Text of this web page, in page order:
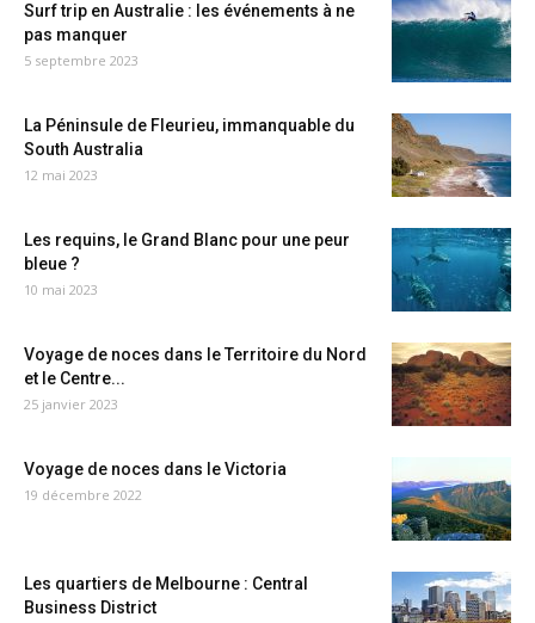
Surf trip en Australie : les événements à ne
pas manquer
5 septembre 2023
La Péninsule de Fleurieu, immanquable du
South Australia
12 mai 2023
Les requins, le Grand Blanc pour une peur
bleue ?
10 mai 2023
Voyage de noces dans le Territoire du Nord
et le Centre...
25 janvier 2023
Voyage de noces dans le Victoria
19 décembre 2022
Les quartiers de Melbourne : Central
Business District